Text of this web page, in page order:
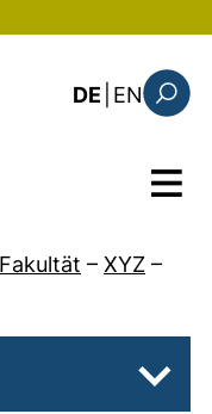
zum Inhalt
DE EN: the
Menü
Fakultät – XYZ –